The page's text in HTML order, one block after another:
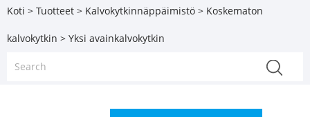
Koti > Tuotteet > Kalvokytkinnäppäimistö > Koskematon
kalvokytkin > Yksi avainkalvokytkin